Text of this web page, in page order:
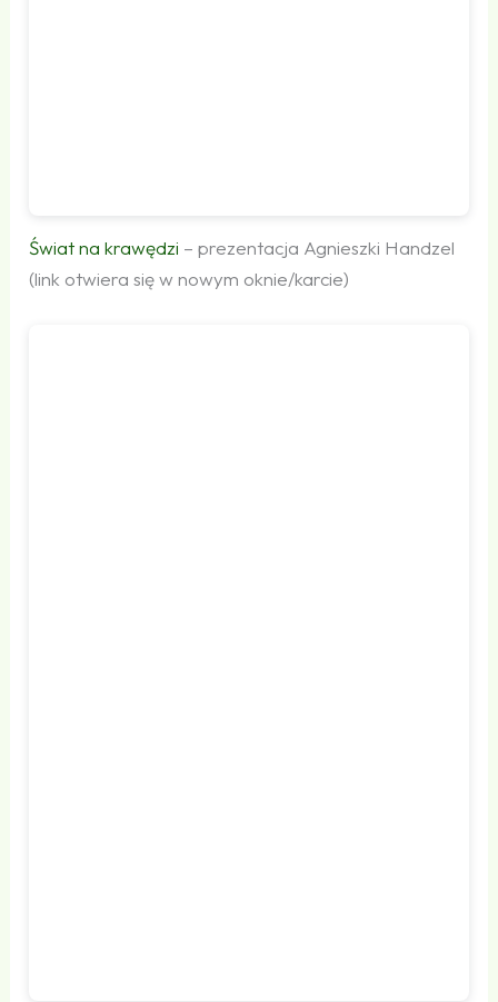
Świat na krawędzi – prezentacja Agnieszki Handzel
(link otwiera się w nowym oknie/karcie)